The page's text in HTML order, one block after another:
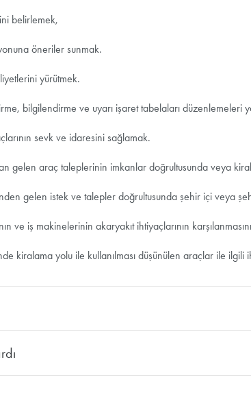
belirlemek,
öneriler sunmak.
yürütmek.
bilgilendirme ve uyarı işaret tabelaları düzenlemeleri
sevk ve idaresini sağlamak.
gelen araç taleplerinin imkanlar doğrultusunda veya
gelen istek ve talepler doğrultusunda şehir içi veya
ve iş makinelerinin akaryakıt ihtiyaçlarının
kiralama yolu ile kullanılması düşünülen araçlar ile ilgili